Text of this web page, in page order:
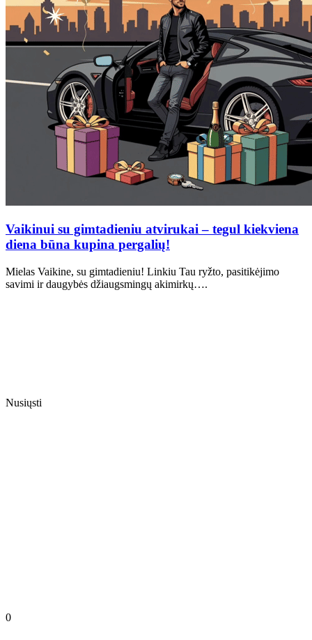
Vaikinui su gimtadieniu atvirukai – tegul kiekviena
diena būna kupina pergalių!
Mielas Vaikine, su gimtadieniu! Linkiu Tau ryžto, pasitikėjimo
savimi ir daugybės džiaugsmingų akimirkų….
Nusiųsti
0